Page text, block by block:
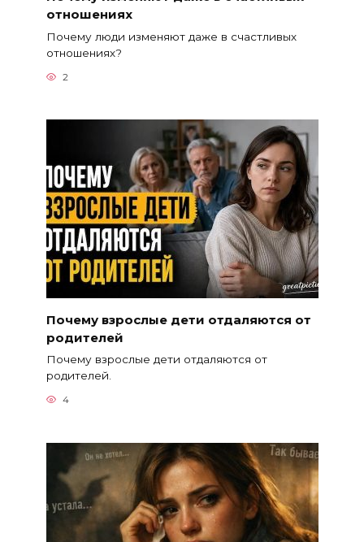
отношениях
Почему люди изменяют даже в счастливых
отношениях?
2
Почему взрослые дети отдаляются от
родителей
Почему взрослые дети отдаляются от
родителей.
4